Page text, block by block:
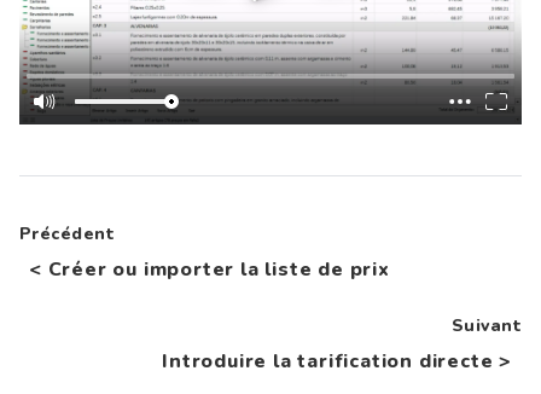
Précédent
< Créer ou importer la liste de prix
Suivant
Introduire la tarification directe >